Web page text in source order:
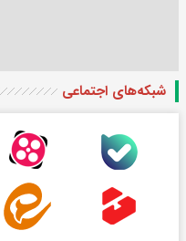
شبکه‌های اجتماعی